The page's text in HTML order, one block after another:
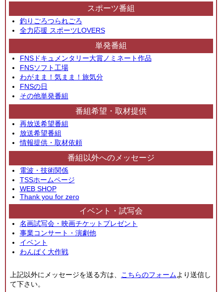
スポーツ番組
釣りごろつられごろ
全力応援 スポーツLOVERS
単発番組
FNSドキュメンタリー大賞ノミネート作品
FNSソフト工場
わがまま！気まま！旅気分
FNSの日
その他単発番組
番組希望・取材提供
再放送希望番組
放送希望番組
情報提供・取材依頼
番組以外へのメッセージ
電波・技術関係
TSSホームページ
WEB SHOP
Thank you for zero
イベント・試写会
名画試写会・映画チケットプレゼント
事業コンサート・演劇他
イベント
わんぱく大作戦
上記以外にメッセージを送る方は、 こちらのフォームより送信し
て下さい。